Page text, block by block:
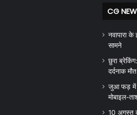
CG
नवापारा
सामने
छुरा
दर्दनाक मौत
जुआ फड़ में
मोबाइल-
10 अगस्त